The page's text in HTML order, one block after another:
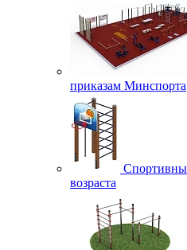
приказам Минспорта
возраста